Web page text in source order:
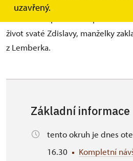
uzavřený.
malou zbrojnici a Zdislavinu
život svaté Zdislavy, manželky
z Lemberka.
Základní informace
tento okruh je dnes
16.30
Kompletní